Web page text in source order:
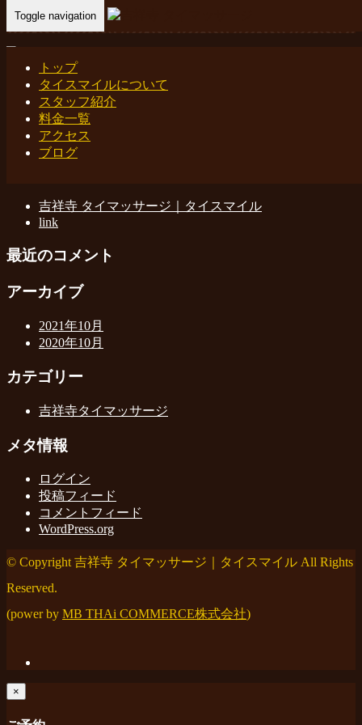
Toggle navigation
トップ
タイスマイルについて
スタッフ紹介
料金一覧
アクセス
ブログ
Home- アイ-…
アイ-(Ai)吉祥寺 タイマッサージ タイスマイル
吉祥寺 タイマッサージ｜タイスマイル
link
最近のコメント
アーカイブ
2021年10月
2020年10月
カテゴリー
吉祥寺タイマッサージ
メタ情報
ログイン
投稿フィード
コメントフィード
WordPress.org
© Copyright 吉祥寺 タイマッサージ｜タイスマイル All Rights
Reserved.
(power by MB THAi COMMERCE株式会社)
×